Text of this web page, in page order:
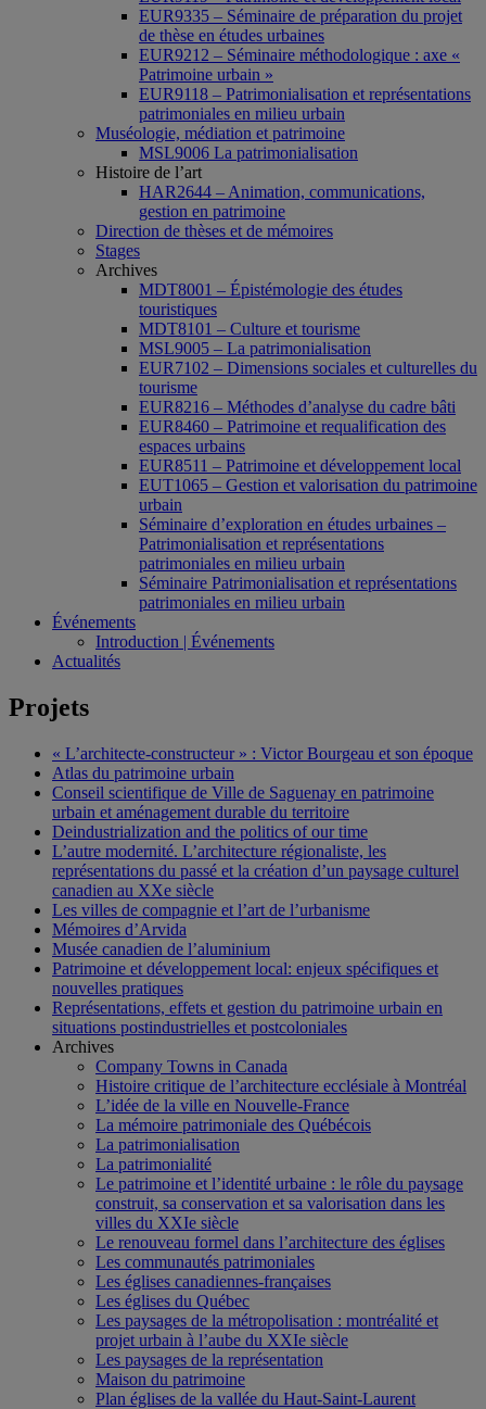
EUR9335 – Séminaire de préparation du projet
de thèse en études urbaines
EUR9212 – Séminaire méthodologique : axe «
Patrimoine urbain »
EUR9118 – Patrimonialisation et représentations
patrimoniales en milieu urbain
Muséologie, médiation et patrimoine
MSL9006 La patrimonialisation
Histoire de l’art
HAR2644 – Animation, communications,
gestion en patrimoine
Direction de thèses et de mémoires
Stages
Archives
MDT8001 – Épistémologie des études
touristiques
MDT8101 – Culture et tourisme
MSL9005 – La patrimonialisation
EUR7102 – Dimensions sociales et culturelles du
tourisme
EUR8216 – Méthodes d’analyse du cadre bâti
EUR8460 – Patrimoine et requalification des
espaces urbains
EUR8511 – Patrimoine et développement local
EUT1065 – Gestion et valorisation du patrimoine
urbain
Séminaire d’exploration en études urbaines –
Patrimonialisation et représentations
patrimoniales en milieu urbain
Séminaire Patrimonialisation et représentations
patrimoniales en milieu urbain
Événements
Introduction | Événements
Actualités
Projets
« L’architecte-constructeur » : Victor Bourgeau et son époque
Atlas du patrimoine urbain
Conseil scientifique de Ville de Saguenay en patrimoine
urbain et aménagement durable du territoire
Deindustrialization and the politics of our time
L’autre modernité. L’architecture régionaliste, les
représentations du passé et la création d’un paysage culturel
canadien au XXe siècle
Les villes de compagnie et l’art de l’urbanisme
Mémoires d’Arvida
Musée canadien de l’aluminium
Patrimoine et développement local: enjeux spécifiques et
nouvelles pratiques
Représentations, effets et gestion du patrimoine urbain en
situations postindustrielles et postcoloniales
Archives
Company Towns in Canada
Histoire critique de l’architecture ecclésiale à Montréal
L’idée de la ville en Nouvelle-France
La mémoire patrimoniale des Québécois
La patrimonialisation
La patrimonialité
Le patrimoine et l’identité urbaine : le rôle du paysage
construit, sa conservation et sa valorisation dans les
villes du XXIe siècle
Le renouveau formel dans l’architecture des églises
Les communautés patrimoniales
Les églises canadiennes-françaises
Les églises du Québec
Les paysages de la métropolisation : montréalité et
projet urbain à l’aube du XXIe siècle
Les paysages de la représentation
Maison du patrimoine
Plan églises de la vallée du Haut-Saint-Laurent